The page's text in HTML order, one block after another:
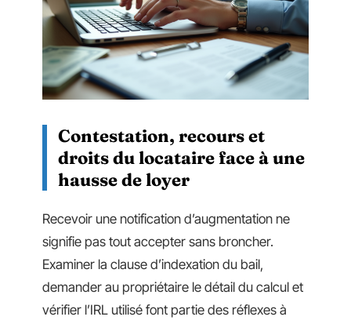
Contestation, recours et
droits du locataire face à une
hausse de loyer
Recevoir une notification d’augmentation ne
signifie pas tout accepter sans broncher.
Examiner la clause d’indexation du bail,
demander au propriétaire le détail du calcul et
vérifier l’IRL utilisé font partie des réflexes à